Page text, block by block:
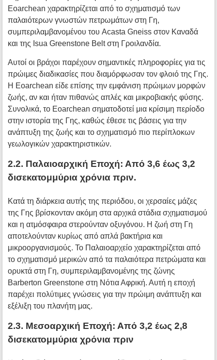
Eoarchean χαρακτηρίζεται από το σχηματισμό των
παλαιότερων γνωστών πετρωμάτων στη Γη,
συμπεριλαμβανομένου του Acasta Gneiss στον Καναδά
και της Isua Greenstone Belt στη Γροιλανδία.
Αυτοί οι βράχοι παρέχουν σημαντικές πληροφορίες για τις
πρώιμες διαδικασίες που διαμόρφωσαν τον φλοιό της Γης.
Η Eoarchean είδε επίσης την εμφάνιση πρώιμων μορφών
ζωής, αν και ήταν πιθανώς απλές και μικροβιακής φύσης.
Συνολικά, το Eoarchean σηματοδοτεί μια κρίσιμη περίοδο
στην ιστορία της Γης, καθώς έθεσε τις βάσεις για την
ανάπτυξη της ζωής και το σχηματισμό πιο περίπλοκων
γεωλογικών χαρακτηριστικών.
2.2. Παλαιοαρχική Εποχή: Από 3,6 έως 3,2
δισεκατομμύρια χρόνια πριν.
Κατά τη διάρκεια αυτής της περιόδου, οι χερσαίες μάζες
της Γης βρίσκονταν ακόμη στα αρχικά στάδια σχηματισμού
και η ατμόσφαιρα στερούνταν οξυγόνου. Η ζωή στη Γη
αποτελούνταν κυρίως από απλά βακτήρια και
μικροοργανισμούς. Το Παλαιοαρχείο χαρακτηρίζεται από
το σχηματισμό μερικών από τα παλαιότερα πετρώματα και
ορυκτά στη Γη, συμπεριλαμβανομένης της ζώνης
Barberton Greenstone στη Νότια Αφρική. Αυτή η εποχή
παρέχει πολύτιμες γνώσεις για την πρώιμη ανάπτυξη και
εξέλιξη του πλανήτη μας.
2.3. Μεσοαρχική Εποχή: Από 3,2 έως 2,8
δισεκατομμύρια χρόνια πριν